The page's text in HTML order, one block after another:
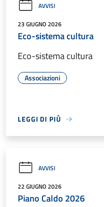
AVVISI
23 GIUGNO 2026
Eco-sistema cultura
Eco-sistema cultura
Associazioni
LEGGI DI PIÙ
AVVISI
22 GIUGNO 2026
Piano Caldo 2026